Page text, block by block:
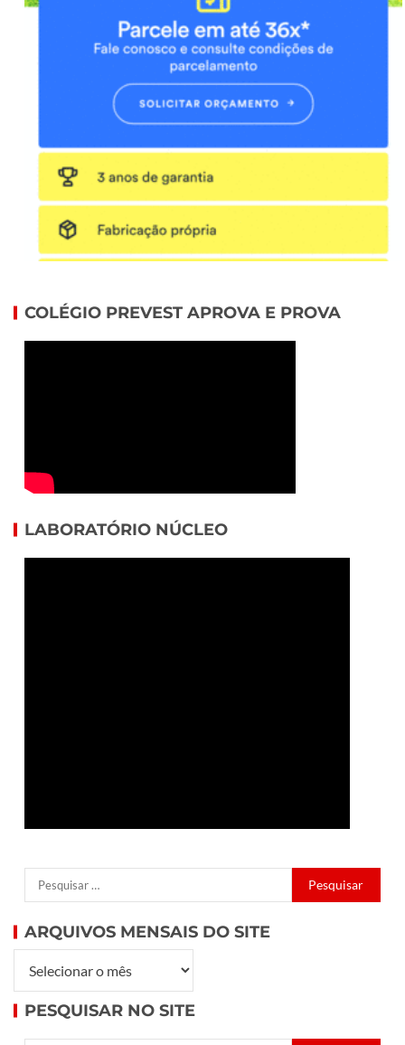
COLÉGIO PREVEST APROVA E PROVA
LABORATÓRIO NÚCLEO
ARQUIVOS MENSAIS DO SITE
PESQUISAR NO SITE